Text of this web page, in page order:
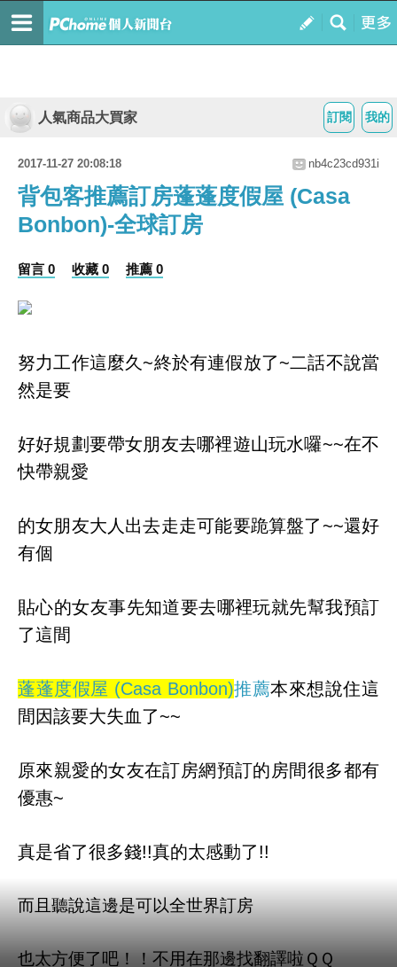
我的
訂閱
人氣商品大買家
2017-11-27 20:08:18 nb4c23cd931i
背包客推薦訂房蓬蓬度假屋 (Casa
Bonbon)-全球訂房
留言 0 收藏 0 推薦 0
努力工作這麼久~終於有連假放了~二話不說當
然是要
好好規劃要帶女朋友去哪裡遊山玩水囉~~在不
快帶親愛
的女朋友大人出去走走可能要跪算盤了~~還好
有個
貼心的女友事先知道要去哪裡玩就先幫我預訂
了這間
蓬蓬度假屋 (Casa Bonbon)推薦本來想說住這
間因該要大失血了~~
原來親愛的女友在訂房網預訂的房間很多都有
優惠~
真是省了很多錢!!真的太感動了!!
而且聽說這邊是可以全世界訂房
也太方便了吧！！不用在那邊找翻譯啦ＱＱ